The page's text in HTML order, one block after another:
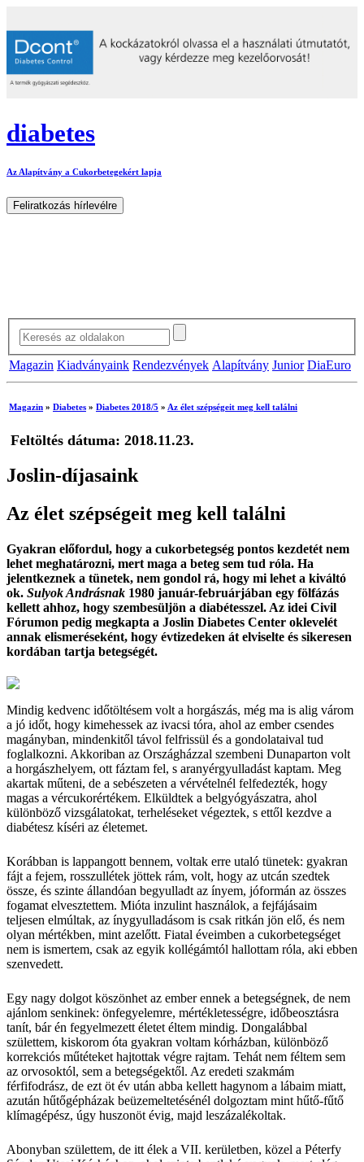
diabetes
Az Alapítvány a Cukorbetegekért lapja
Magazin Kiadványaink Rendezvények Alapítvány Junior DiaEuro
Magazin » Diabetes » Diabetes 2018/5 » Az élet szépségeit meg kell találni
Feltöltés dátuma: 2018.11.23.
Joslin-díjasaink
Az élet szépségeit meg kell találni
Gyakran előfordul, hogy a cukorbetegség pontos kezdetét nem
lehet meghatározni, mert maga a beteg sem tud róla. Ha
jelentkeznek a tünetek, nem gondol rá, hogy mi lehet a kiváltó
ok. Sulyok Andrásnak 1980 január-februárjában egy fölfázás
kellett ahhoz, hogy szembesüljön a diabétesszel. Az idei Civil
Fórumon pedig megkapta a Joslin Diabetes Center oklevelét
annak elismeréseként, hogy évtizedeken át elviselte és sikeresen
kordában tartja betegségét.
Mindig kedvenc időtöltésem volt a horgászás, még ma is alig várom
a jó időt, hogy kimehessek az ivacsi tóra, ahol az ember csendes
magányban, mindenkitől távol felfrissül és a gondolataival tud
foglalkozni. Akkoriban az Országházzal szembeni Dunaparton volt
a horgászhelyem, ott fáztam fel, s aranyérgyulladást kaptam. Meg
akartak műteni, de a sebészeten a vérvételnél felfedezték, hogy
magas a vércukorértékem. Elküldtek a belgyógyászatra, ahol
különböző vizsgálatokat, terheléseket végeztek, s ettől kezdve a
diabétesz kíséri az életemet.
Korábban is lappangott bennem, voltak erre utaló tünetek: gyakran
fájt a fejem, rosszullétek jöttek rám, volt, hogy az utcán szedtek
össze, és szinte állandóan begyulladt az ínyem, jóformán az összes
fogamat elvesztettem. Mióta inzulint használok, a fejfájásaim
teljesen elmúltak, az ínygyulladásom is csak ritkán jön elő, és nem
olyan mértékben, mint azelőtt. Fiatal éveimben a cukorbetegséget
nem is ismertem, csak az egyik kollégámtól hallottam róla, aki ebben
szenvedett.
Egy nagy dolgot köszönhet az ember ennek a betegségnek, de nem
ajánlom senkinek: önfegyelemre, mértékletességre, időbeosztásra
tanít, bár én fegyelmezett életet éltem mindig. Dongalábbal
születtem, kiskorom óta gyakran voltam kórházban, különböző
korrekciós műtéteket hajtottak végre rajtam. Tehát nem féltem sem
az orvosoktól, sem a betegségektől. Az eredeti szakmám
férfifodrász, de ezt öt év után abba kellett hagynom a lábaim miatt,
azután hűtőgépházak beüzemeltetésénél dolgoztam mint hűtő-fűtő
klímagépész, úgy huszonöt évig, majd leszázalékoltak.
Abonyban születtem, de itt élek a VII. kerületben, közel a Péterfy